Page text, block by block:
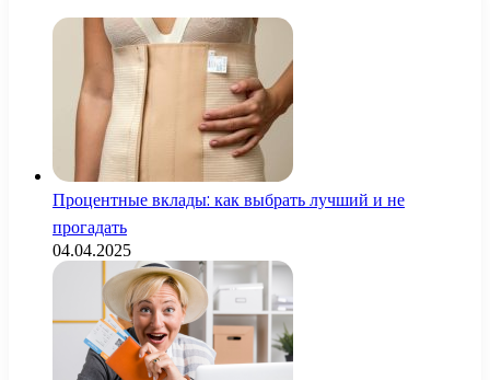
Процентные вклады: как выбрать лучший и не
прогадать
04.04.2025